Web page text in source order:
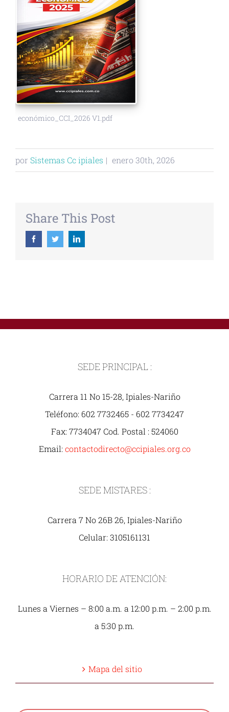
económico_CCI_2026 V1.pdf
por Sistemas Cc ipiales | enero 30th, 2026
Share This Post
FacebookTwitterLinkedin
SEDE PRINCIPAL :
Carrera 11 No 15-28, Ipiales-Nariño
Teléfono: 602 7732465 - 602 7734247
Fax: 7734047 Cod. Postal : 524060
Email: contactodirecto@ccipiales.org.co
SEDE MISTARES :
Carrera 7 No 26B 26, Ipiales-Nariño
Celular: 3105161131
HORARIO DE ATENCIÓN:
Lunes a Viernes – 8:00 a.m. a 12:00 p.m. – 2:00 p.m.
a 5:30 p.m.
Mapa del sitio